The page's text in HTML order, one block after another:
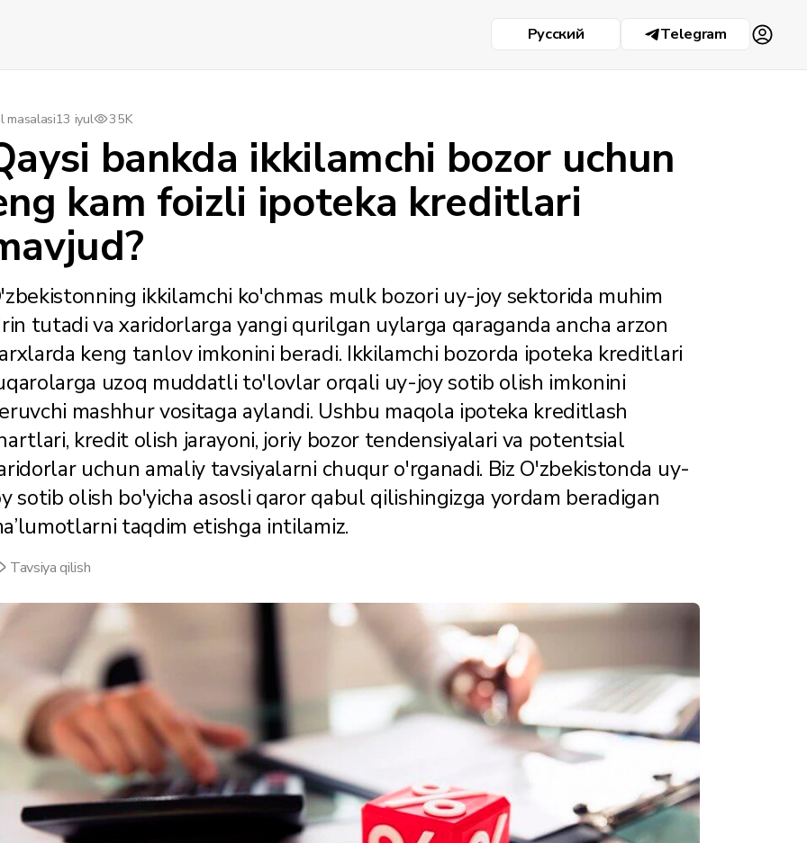
Русский Telegram
masalasi13 iyul 35K
bankda ikkilamchi bozor uchun
kam foizli ipoteka kreditlari
ikkilamchi ko'chmas mulk bozori uy-joy sektorida muhim
tutadi va xaridorlarga yangi qurilgan uylarga qaraganda ancha arzon
keng tanlov imkonini beradi. Ikkilamchi bozorda ipoteka kreditlari
uzoq muddatli to'lovlar orqali uy-joy sotib olish imkonini
mashhur vositaga aylandi. Ushbu maqola ipoteka kreditlash
kredit olish jarayoni, joriy bozor tendensiyalari va potentsial
uchun amaliy tavsiyalarni chuqur o'rganadi. Biz O'zbekistonda uy-
sotib olish bo'yicha asosli qaror qabul qilishingizga yordam beradigan
taqdim etishga intilamiz.
Tavsiya qilish